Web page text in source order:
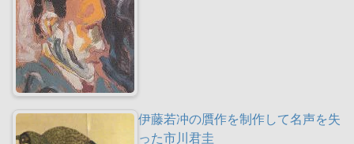
伊藤若冲の贋作を制作して名声を失
った市川君圭